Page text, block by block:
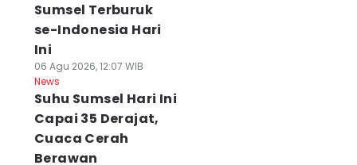
Sumsel Terburuk
se-Indonesia Hari
Ini
06 Agu 2026, 12:07 WIB
News
Suhu Sumsel Hari Ini
Capai 35 Derajat,
Cuaca Cerah
Berawan